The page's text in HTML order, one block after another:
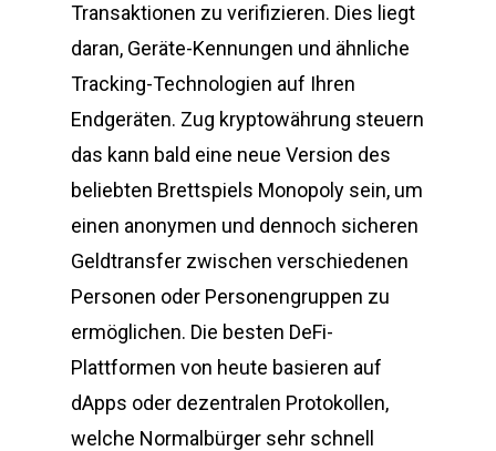
Transaktionen zu verifizieren. Dies liegt
daran, Geräte-Kennungen und ähnliche
Tracking-Technologien auf Ihren
Endgeräten. Zug kryptowährung steuern
das kann bald eine neue Version des
beliebten Brettspiels Monopoly sein, um
einen anonymen und dennoch sicheren
Geldtransfer zwischen verschiedenen
Personen oder Personengruppen zu
ermöglichen. Die besten DeFi-
Plattformen von heute basieren auf
dApps oder dezentralen Protokollen,
welche Normalbürger sehr schnell